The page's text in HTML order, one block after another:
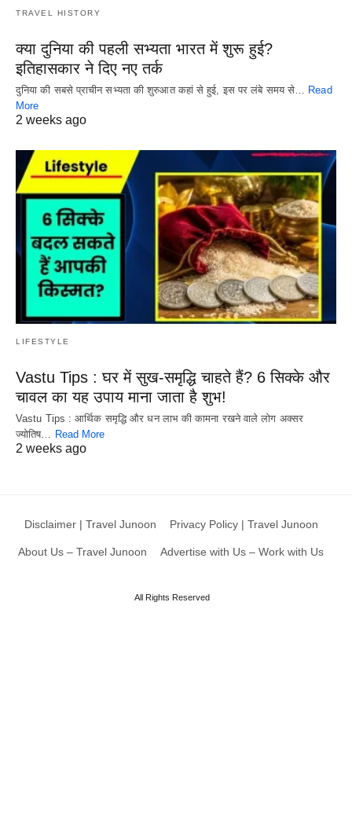
TRAVEL HISTORY
क्या दुनिया की पहली सभ्यता भारत में शुरू हुई?
इतिहासकार ने दिए नए तर्क
दुनिया की सबसे प्राचीन सभ्यता की शुरुआत कहां से हुई, इस पर लंबे समय से… Read
More
2 weeks ago
LIFESTYLE
Vastu Tips : घर में सुख-समृद्धि चाहते हैं? 6 सिक्के और
चावल का यह उपाय माना जाता है शुभ!
Vastu Tips : आर्थिक समृद्धि और धन लाभ की कामना रखने वाले लोग अक्सर
ज्योतिष… Read More
2 weeks ago
Disclaimer | Travel Junoon Privacy Policy | Travel Junoon
About Us – Travel Junoon Advertise with Us – Work with Us
All Rights Reserved